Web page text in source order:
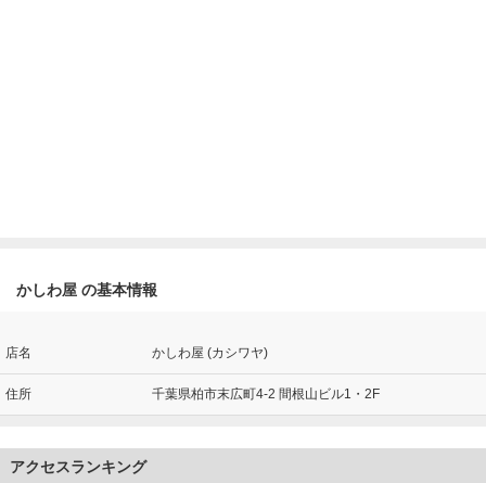
かしわ屋 の基本情報
店名 かしわ屋 (カシワヤ)
住所 千葉県柏市末広町4-2 間根山ビル1・2F
アクセスランキング